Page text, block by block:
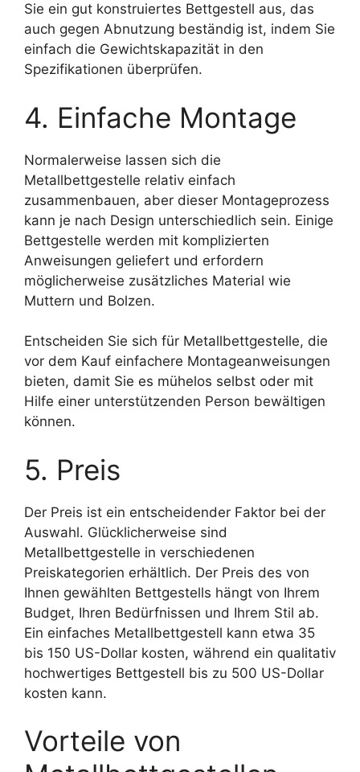
Sie ein gut konstruiertes Bettgestell aus, das
auch gegen Abnutzung beständig ist, indem Sie
einfach die Gewichtskapazität in den
Spezifikationen überprüfen.
4. Einfache Montage
Normalerweise lassen sich die
Metallbettgestelle relativ einfach
zusammenbauen, aber dieser Montageprozess
kann je nach Design unterschiedlich sein. Einige
Bettgestelle werden mit komplizierten
Anweisungen geliefert und erfordern
möglicherweise zusätzliches Material wie
Muttern und Bolzen.
Entscheiden Sie sich für Metallbettgestelle, die
vor dem Kauf einfachere Montageanweisungen
bieten, damit Sie es mühelos selbst oder mit
Hilfe einer unterstützenden Person bewältigen
können.
5. Preis
Der Preis ist ein entscheidender Faktor bei der
Auswahl. Glücklicherweise sind
Metallbettgestelle in verschiedenen
Preiskategorien erhältlich. Der Preis des von
Ihnen gewählten Bettgestells hängt von Ihrem
Budget, Ihren Bedürfnissen und Ihrem Stil ab.
Ein einfaches Metallbettgestell kann etwa 35
bis 150 US-Dollar kosten, während ein qualitativ
hochwertiges Bettgestell bis zu 500 US-Dollar
kosten kann.
Vorteile von